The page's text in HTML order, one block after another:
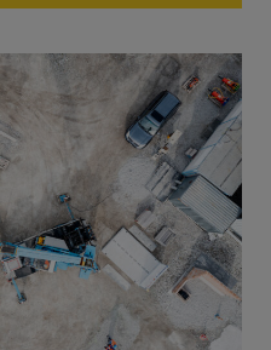
comptes 2025 en cours
:120,8%
814’606’644
:CHF 325’657’320
870
7’400
: 1’670